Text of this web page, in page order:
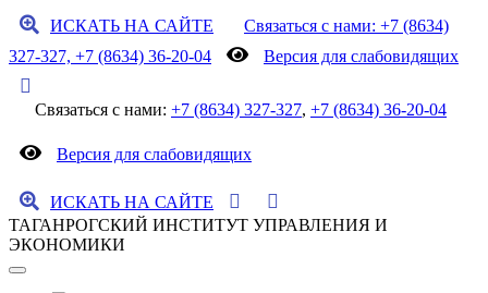
ИСКАТЬ НА САЙТЕ
Связаться с нами: +7 (8634)
327-327, +7 (8634) 36-20-04
Версия для слабовидящих
Связаться с нами: +7 (8634) 327-327, +7 (8634) 36-20-04
Версия для слабовидящих
ИСКАТЬ НА САЙТЕ
ТАГАНРОГСКИЙ ИНСТИТУТ УПРАВЛЕНИЯ И
ЭКОНОМИКИ